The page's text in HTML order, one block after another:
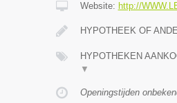
Website: http://
HYPOTHEEK OF
HYPOTHEKEN
▼
Openingstijden